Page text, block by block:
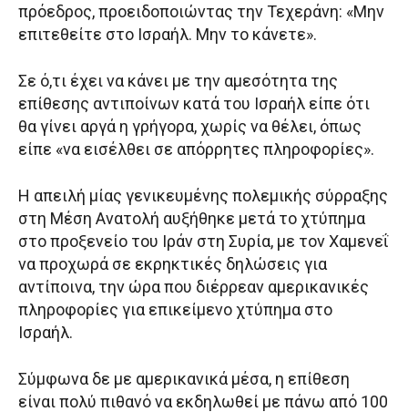
πρόεδρος, προειδοποιώντας την Τεχεράνη: «Μην
επιτεθείτε στο Ισραήλ. Μην το κάνετε».
Σε ό,τι έχει να κάνει με την αμεσότητα της
επίθεσης αντιποίνων κατά του Ισραήλ είπε ότι
θα γίνει αργά η γρήγορα, χωρίς να θέλει, όπως
είπε «να εισέλθει σε απόρρητες πληροφορίες».
Η απειλή μίας γενικευμένης πολεμικής σύρραξης
στη Μέση Ανατολή αυξήθηκε μετά το χτύπημα
στο προξενείο του Ιράν στη Συρία, με τον Χαμενεΐ
να προχωρά σε εκρηκτικές δηλώσεις για
αντίποινα, την ώρα που διέρρεαν αμερικανικές
πληροφορίες για επικείμενο χτύπημα στο
Ισραήλ.
Σύμφωνα δε με αμερικανικά μέσα, η επίθεση
είναι πολύ πιθανό να εκδηλωθεί με πάνω από 100